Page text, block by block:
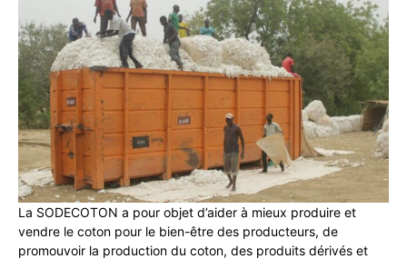
La SODECOTON a pour objet d’aider à mieux produire et
vendre le coton pour le bien-être des producteurs, de
promouvoir la production du coton, des produits dérivés et